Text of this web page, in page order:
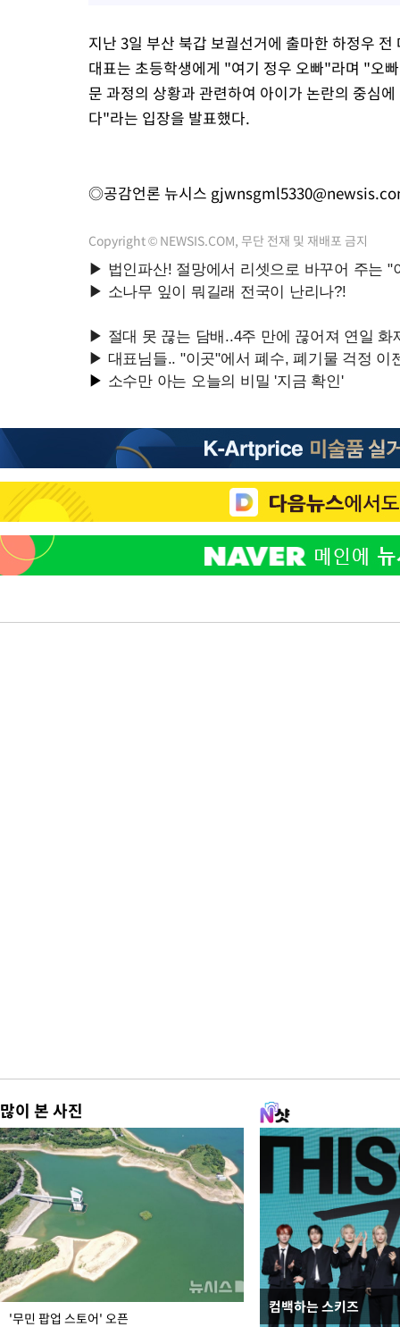
지난 3일 부산 북갑 보궐선거에 출마한 하정우
대표는 초등학생에게 "여기 정우 오빠"라며 "오
문 과정의 상황과 관련하여 아이가 논란의 중심
다"라는 입장을 발표했다.
◎공감언론 뉴시스
Copyright © NEWSIS.COM, 무단 전재 및 재배포 금지
많이 본 사진
'무민 팝업 스토어' 오픈
컴백하는 스키즈
이 대통령, 국가폭력